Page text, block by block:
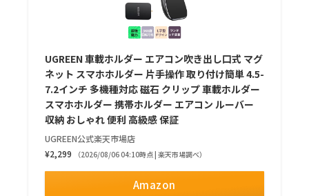
UGREEN 車載ホルダー エアコン吹き出し口式 マグ
ネット スマホホルダー 片手操作 取り付け簡単 4.5-
7.2インチ 多機種対応 磁石 クリップ 車載ホルダー
スマホホルダー 携帯ホルダー エアコン ルーバー
収納 おしゃれ 便利 高級感 保証
UGREEN公式楽天市場店
¥2,299
（2026/08/06 04:10時点 | 楽天市場調べ）
Amazon